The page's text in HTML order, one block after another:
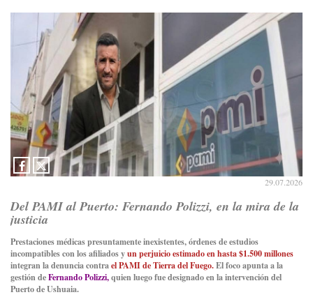
29.07.2026
Del PAMI al Puerto: Fernando Polizzi, en la mira de la
justicia
Prestaciones médicas presuntamente inexistentes, órdenes de estudios
incompatibles con los afiliados yun perjuicio estimado en hasta $1.500 millones
integran la denuncia contrael PAMI de Tierra del Fuego.El foco apunta a la
gestión deFernando Polizzi,quien luego fue designado en la intervención del
Puerto de Ushuaia.